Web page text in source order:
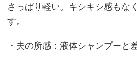
さっぱり軽い。キシキシ感もな
す。
・夫の所感：液体シャンプーと